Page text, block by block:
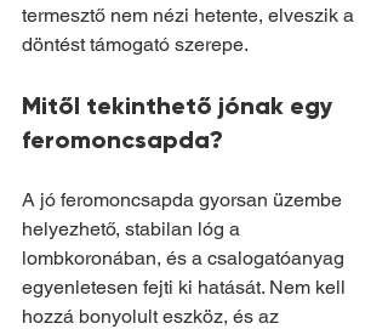
termesztő nem nézi hetente, elveszik a
döntést támogató szerepe.
Mitől tekinthető jónak egy
feromoncsapda?
A jó feromoncsapda gyorsan üzembe
helyezhető, stabilan lóg a
lombkoronában, és a csalogatóanyag
egyenletesen fejti ki hatását. Nem kell
hozzá bonyolult eszköz, és az